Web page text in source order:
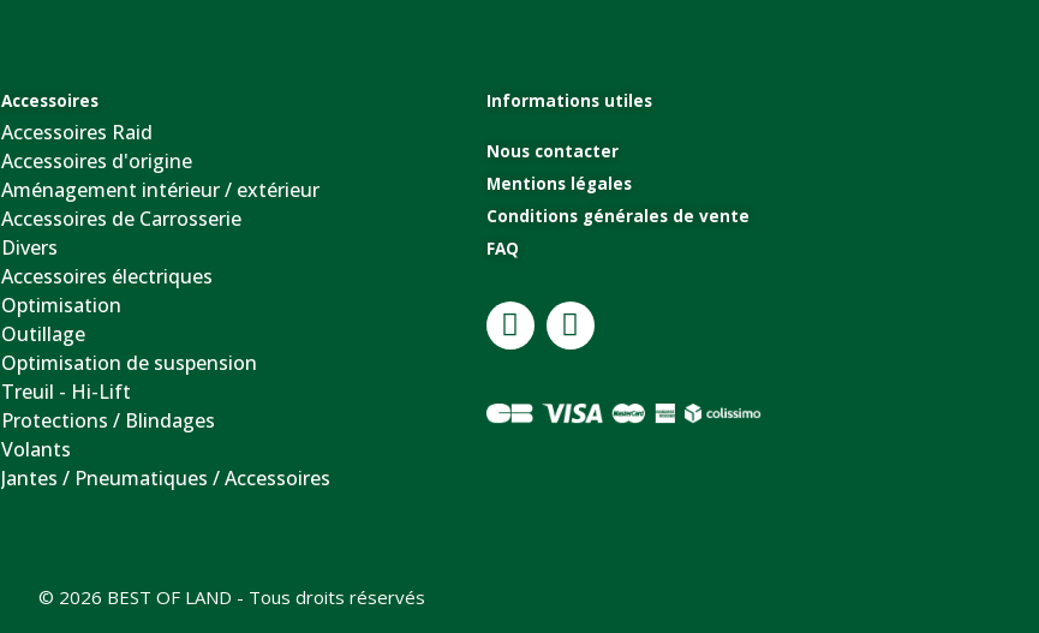
Accessoires
Accessoires Raid
Accessoires d'origine
Aménagement intérieur / extérieur
Accessoires de Carrosserie
Divers
Accessoires électriques
Optimisation
Outillage
Optimisation de suspension
Treuil - Hi-Lift
Protections / Blindages
Volants
Jantes / Pneumatiques / Accessoires
Informations utiles
Nous contacter
Mentions légales
Conditions générales de vente
FAQ
© 2026 BEST OF LAND - Tous droits réservés